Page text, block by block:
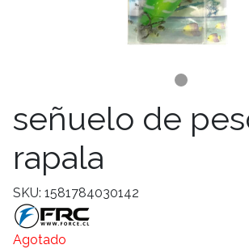
señuelo de
rapala
SKU: 1581784030142
Agotado